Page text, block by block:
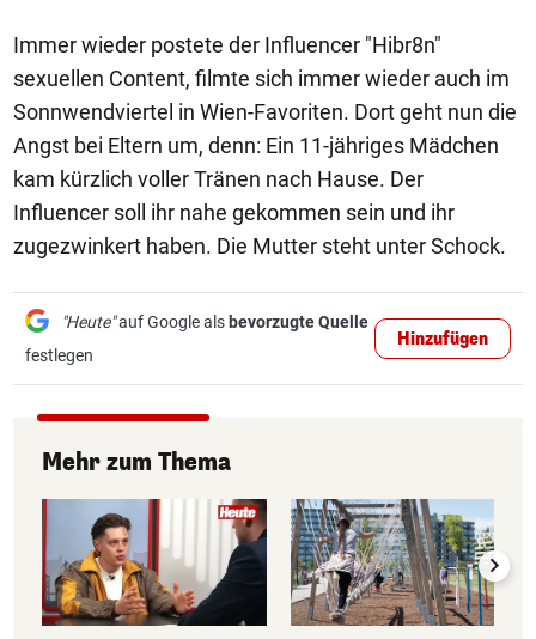
Immer wieder postete der Influencer "Hibr8n"
sexuellen Content, filmte sich immer wieder auch im
Sonnwendviertel in Wien-Favoriten. Dort geht nun die
Angst bei Eltern um, denn: Ein 11-jähriges Mädchen
kam kürzlich voller Tränen nach Hause. Der
Influencer soll ihr nahe gekommen sein und ihr
zugezwinkert haben. Die Mutter steht unter Schock.
"Heute"auf Google als bevorzugte Quelle
festlegen
Hinzufügen
Mehr zum Thema